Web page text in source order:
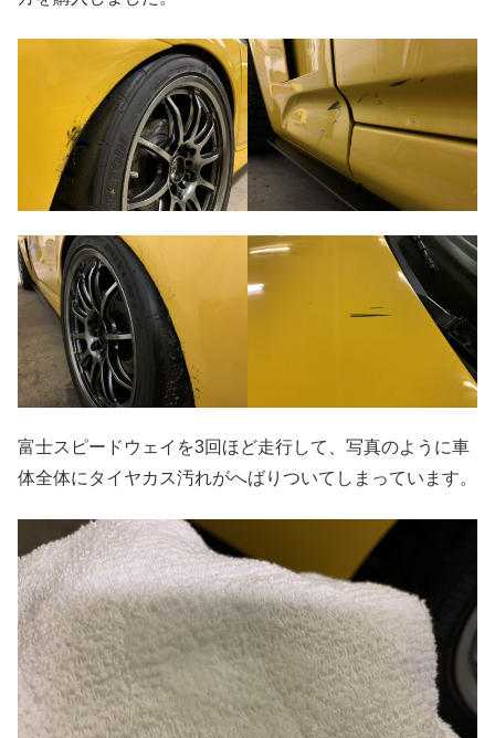
富士スピードウェイを3回ほど走行して、写真のように車
体全体にタイヤカス汚れがへばりついてしまっています。